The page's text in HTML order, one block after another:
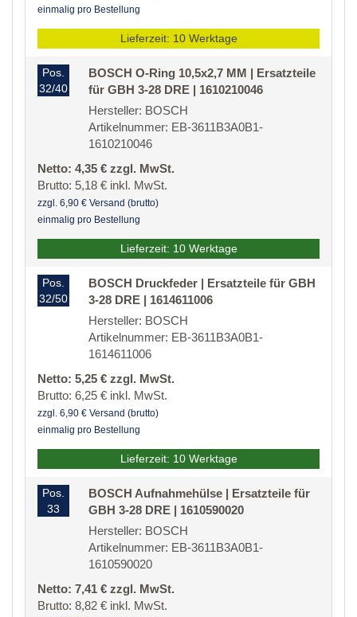
einmalig pro Bestellung
Lieferzeit: 10 Werktage
Pos.
32/40
BOSCH O-Ring 10,5x2,7 MM | Ersatzteile
für GBH 3-28 DRE | 1610210046
Hersteller: BOSCH
Artikelnummer: EB-3611B3A0B1-
1610210046
Netto: 4,35 € zzgl. MwSt.
Brutto: 5,18 € inkl. MwSt.
zzgl. 6,90 € Versand (brutto)
einmalig pro Bestellung
Lieferzeit: 10 Werktage
Pos.
32/50
BOSCH Druckfeder | Ersatzteile für GBH
3-28 DRE | 1614611006
Hersteller: BOSCH
Artikelnummer: EB-3611B3A0B1-
1614611006
Netto: 5,25 € zzgl. MwSt.
Brutto: 6,25 € inkl. MwSt.
zzgl. 6,90 € Versand (brutto)
einmalig pro Bestellung
Lieferzeit: 10 Werktage
Pos.
33
BOSCH Aufnahmehülse | Ersatzteile für
GBH 3-28 DRE | 1610590020
Hersteller: BOSCH
Artikelnummer: EB-3611B3A0B1-
1610590020
Netto: 7,41 € zzgl. MwSt.
Brutto: 8,82 € inkl. MwSt.